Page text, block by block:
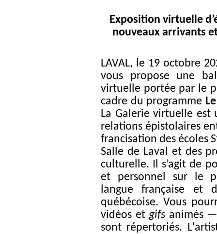
Exposition virtuelle
nouveaux arrivants
LAVAL, le 19 octobre
vous propose une
virtuelle portée par le
cadre du programme
La Galerie virtuelle est
relations épistolaires
francisation des écoles
Salle de Laval et des
culturelle. Il s’agit de
et personnel sur le
langue française et
québécoise. Vous
vidéos etgifs animés
sont répertoriés.